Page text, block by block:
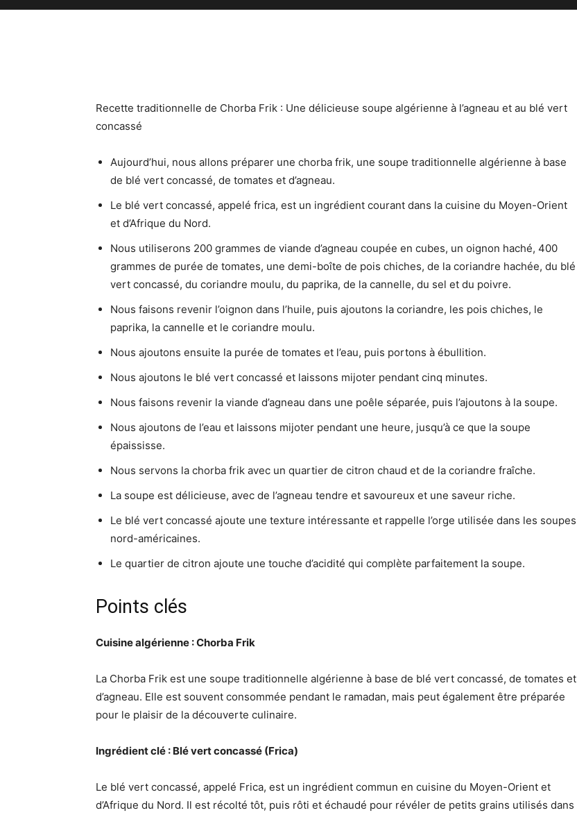
Recette traditionnelle de Chorba Frik : Une délicieuse soupe algérienne à l’agneau et au blé vert
concassé
Aujourd’hui, nous allons préparer une chorba frik, une soupe traditionnelle algérienne à base
de blé vert concassé, de tomates et d’agneau.
Le blé vert concassé, appelé frica, est un ingrédient courant dans la cuisine du Moyen-Orient
et d’Afrique du Nord.
Nous utiliserons 200 grammes de viande d’agneau coupée en cubes, un oignon haché, 400
grammes de purée de tomates, une demi-boîte de pois chiches, de la coriandre hachée, du blé
vert concassé, du coriandre moulu, du paprika, de la cannelle, du sel et du poivre.
Nous faisons revenir l’oignon dans l’huile, puis ajoutons la coriandre, les pois chiches, le
paprika, la cannelle et le coriandre moulu.
Nous ajoutons ensuite la purée de tomates et l’eau, puis portons à ébullition.
Nous ajoutons le blé vert concassé et laissons mijoter pendant cinq minutes.
Nous faisons revenir la viande d’agneau dans une poêle séparée, puis l’ajoutons à la soupe.
Nous ajoutons de l’eau et laissons mijoter pendant une heure, jusqu’à ce que la soupe
épaississe.
Nous servons la chorba frik avec un quartier de citron chaud et de la coriandre fraîche.
La soupe est délicieuse, avec de l’agneau tendre et savoureux et une saveur riche.
Le blé vert concassé ajoute une texture intéressante et rappelle l’orge utilisée dans les soupes
nord-américaines.
Le quartier de citron ajoute une touche d’acidité qui complète parfaitement la soupe.
Points clés
Cuisine algérienne : Chorba Frik
La Chorba Frik est une soupe traditionnelle algérienne à base de blé vert concassé, de tomates et
d’agneau. Elle est souvent consommée pendant le ramadan, mais peut également être préparée
pour le plaisir de la découverte culinaire.
Ingrédient clé : Blé vert concassé (Frica)
Le blé vert concassé, appelé Frica, est un ingrédient commun en cuisine du Moyen-Orient et
d’Afrique du Nord. Il est récolté tôt, puis rôti et échaudé pour révéler de petits grains utilisés dans